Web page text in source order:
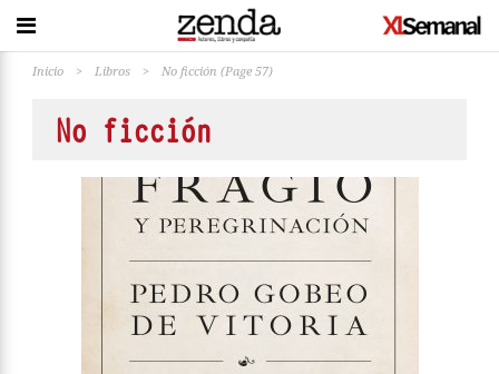
Inicio > Libros > No ficción (Page 57)
No ficción